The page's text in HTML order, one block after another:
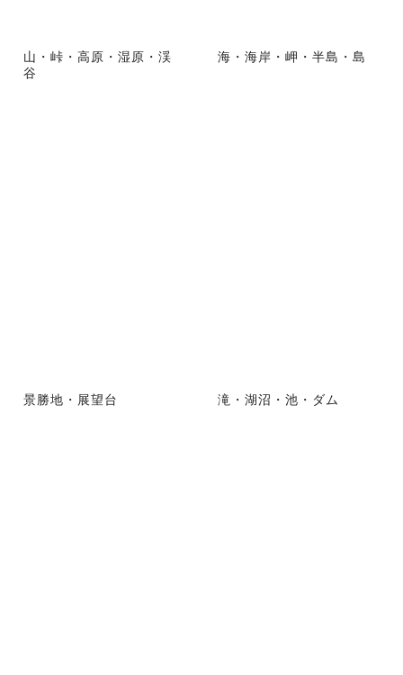
山・峠・高原・湿原・渓
谷
海・海岸・岬・半島・島
景勝地・展望台 滝・湖沼・池・ダム